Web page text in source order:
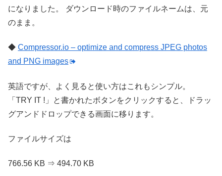
になりました。
ダウンロード時のファイルネームは、元
のまま。
◆ Compressor.io – optimize and compress JPEG photos
and PNG images
英語ですが、よく見ると使い方はこれもシンプル。
「TRY IT !」と書かれたボタンをクリックすると、ドラッ
グアンドドロップできる画面に移ります。
ファイルサイズは
766.56 KB ⇒ 494.70 KB